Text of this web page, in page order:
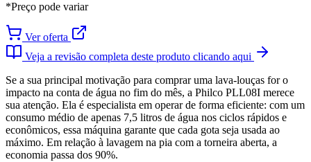
*Preço pode variar
Ver oferta
Veja a revisão completa deste produto clicando aqui
Se a sua principal motivação para comprar uma lava-louças for o
impacto na conta de água no fim do mês, a Philco PLL08I merece
sua atenção. Ela é especialista em operar de forma eficiente: com um
consumo médio de apenas 7,5 litros de água nos ciclos rápidos e
econômicos, essa máquina garante que cada gota seja usada ao
máximo. Em relação à lavagem na pia com a torneira aberta, a
economia passa dos 90%.